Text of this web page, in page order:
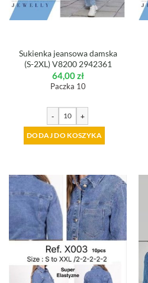
Sukienka jeansowa damska
(S-2XL) V8200 2942361
64,00zł
Paczka 10
- +
DODAJ DO KOSZYKA